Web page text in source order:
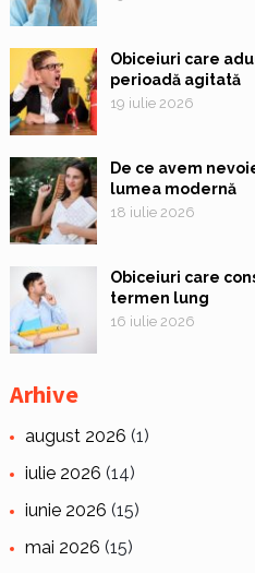
Obiceiuri care
perioadă agitată
19 iulie 2026
De ce avem
lumea modernă
18 iulie 2026
Obiceiuri care
termen lung
16 iulie 2026
Arhive
august 2026 (1)
iulie 2026 (14)
iunie 2026 (15)
mai 2026 (15)